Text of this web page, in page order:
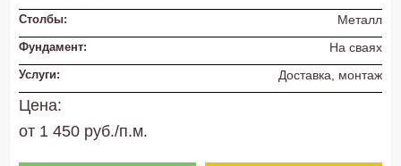
Столбы: Металл
Фундамент: На сваях
Услуги: Доставка, монтаж
Цена:
от 1 450 руб./п.м.